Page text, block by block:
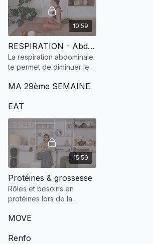
10:59
RESPIRATION - Abdominale
La respiration abdominale
te permet de diminuer les
grossesse et de venir
MA 29ème SEMAINE
EAT
15:50
Protéines & grossesse
Rôles et besoins en
protéines lors de la
MOVE
Renfo